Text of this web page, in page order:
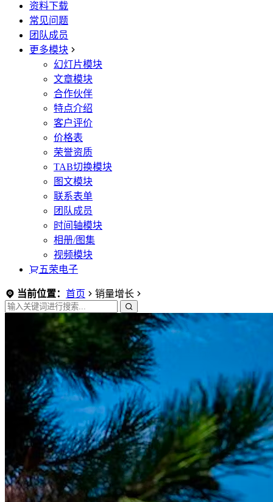
资料下载
常见问题
团队成员
更多模块
幻灯片模块
文章模块
合作伙伴
特点介绍
客户评价
价格表
荣誉资质
TAB切换模块
图文模块
联系表单
团队成员
时间轴模块
相册/图集
视频模块
五荣电子
当前位置： 首页 销量增长